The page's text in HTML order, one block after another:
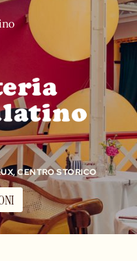
CENTRO STORICO